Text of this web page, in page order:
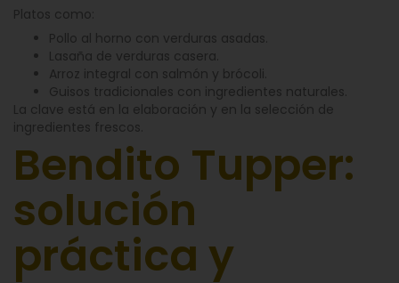
Platos como:
Pollo al horno con verduras asadas.
Lasaña de verduras casera.
Arroz integral con salmón y brócoli.
Guisos tradicionales con ingredientes naturales.
La clave está en la elaboración y en la selección de
ingredientes frescos.
Bendito Tupper:
solución
práctica y